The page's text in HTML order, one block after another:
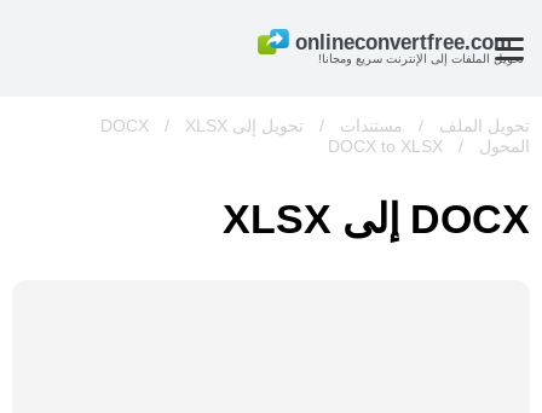
تحويل الملفات إلى الإنترنت سريع ومجانا!
تحويل الملف / مستندات / تحويل إلى DOCX /
XLSX
المحول
/
DOCX to XLSX
DOCX إلى XLSX